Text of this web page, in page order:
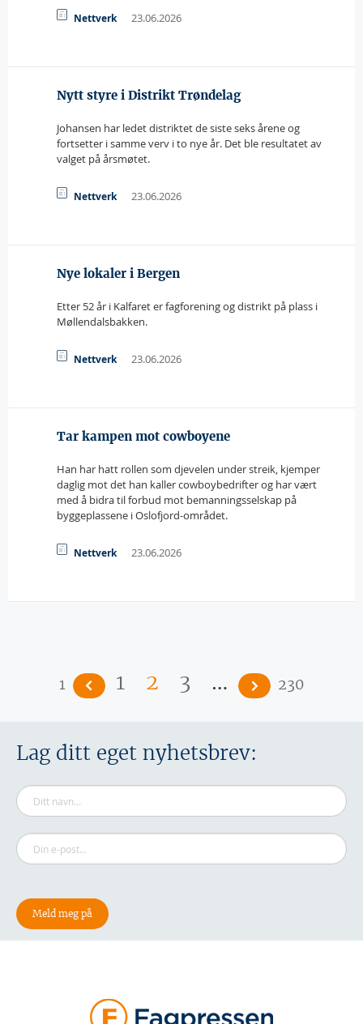
Nettverk 23.06.2026
Nytt styre i Distrikt Trøndelag
Johansen har ledet distriktet de siste seks årene og
fortsetter i samme verv i to nye år. Det ble resultatet av
valget på årsmøtet.
Nettverk 23.06.2026
Nye lokaler i Bergen
Etter 52 år i Kalfaret er fagforening og distrikt på plass i
Møllendalsbakken.
Nettverk 23.06.2026
Tar kampen mot cowboyene
Han har hatt rollen som djevelen under streik, kjemper
daglig mot det han kaller cowboybedrifter og har vært
med å bidra til forbud mot bemanningsselskap på
byggeplassene i Oslofjord-området.
Nettverk 23.06.2026
1 1 2 3 … 230
Lag ditt eget nyhetsbrev: